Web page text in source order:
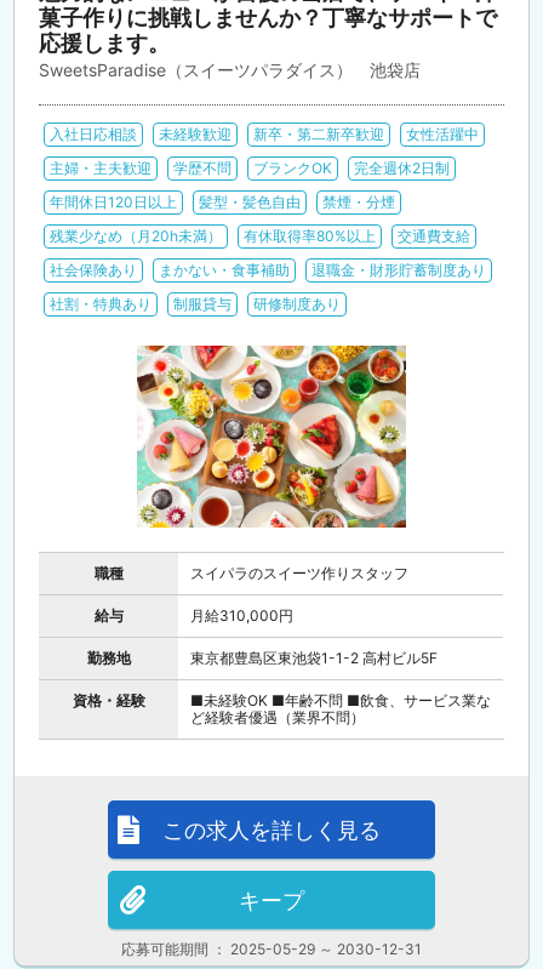
菓子作りに挑戦しませんか？丁寧なサポートで
応援します。
SweetsParadise（スイーツパラダイス） 池袋店
入社日応相談 未経験歓迎 新卒・第二新卒歓迎
女性活躍中
主婦・主夫歓迎
学歴不問 ブランクOK
完全週休2日制
年間休日120日以上
髪型・髪色自由
禁煙・分煙
残業少なめ（月20h未満）
有休取得率80%以上
交通費支給
社会保険あり
まかない・食事補助
退職金・財形貯蓄制度あり
社割・特典あり
制服貸与 研修制度あり
職種 スイパラのスイーツ作りスタッフ
給与 月給310,000円
勤務地 東京都豊島区東池袋1-1-2 高村ビル5F
資格・経験
■未経験OK ■年齢不問 ■飲食、サービス業な
ど経験者優遇（業界不問）
応募可能期間 ： 2025-05-29 ～ 2030-12-31
この求人を詳しく見る
キープ